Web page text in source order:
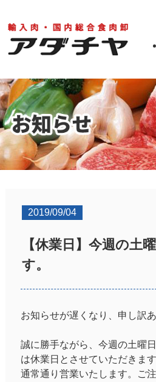
2019/09/04
【休業日】今週の土
す。
お知らせが遅くなり、申し訳あ
誠に勝手ながら、今週の土曜日
は休業日とさせていただきま
通常通り営業いたします。ご